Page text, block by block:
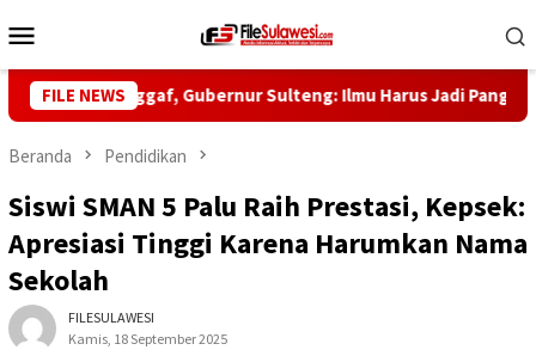
ke
Mobile
FILE NEWS
Saggaf, Gubernur Sulteng: Ilmu Harus Jadi Panglima
Beranda Pendidikan
Siswi SMAN 5 Palu Raih Prestasi, Kepsek:
Apresiasi Tinggi Karena Harumkan Nama
Sekolah
FILESULAWESI
Kamis, 18 September 2025